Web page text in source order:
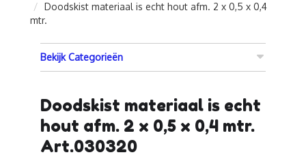
Doodskist materiaal is echt hout afm. 2 x 0,5 x 0,4
mtr.
Bekijk Categorieën
Doodskist materiaal is echt
hout afm. 2 x 0,5 x 0,4 mtr.
Art.030320